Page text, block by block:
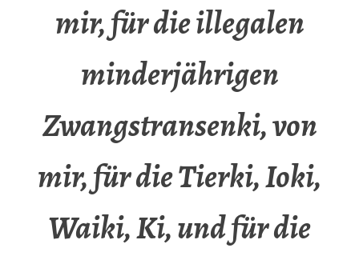
mir, für die illegalen
minderjährigen
Zwangstransenki, von
mir, für die Tierki, Ioki,
Waiki, Ki, und für die